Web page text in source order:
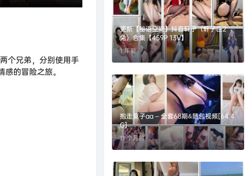
个兄弟，分别使用手
的冒险之旅。
更新【秘语空间】抖音轩子（轩子巨2
兔）合集【459P 13V】
1 年前
抱走莫子aa – 全套68期&随包视频[64.4
G]
11 个月前